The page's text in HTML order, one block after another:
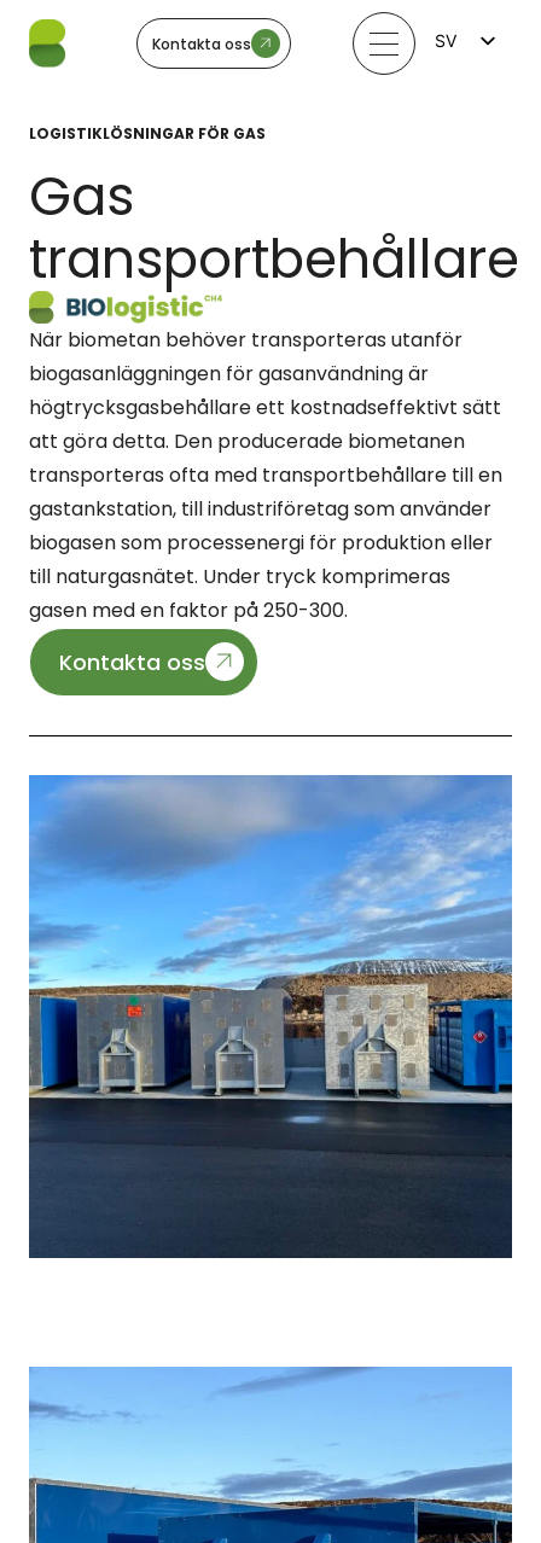
Kontakta oss
SV
LOGISTIKLÖSNINGAR FÖR GAS
Gas
transportbehållare
När biometan behöver transporteras utanför
biogasanläggningen för gasanvändning är
högtrycksgasbehållare ett kostnadseffektivt sätt
att göra detta. Den producerade biometanen
transporteras ofta med transportbehållare till en
gastankstation, till industriföretag som använder
biogasen som processenergi för produktion eller
till naturgasnätet. Under tryck komprimeras
gasen med en faktor på 250-300.
Kontakta oss